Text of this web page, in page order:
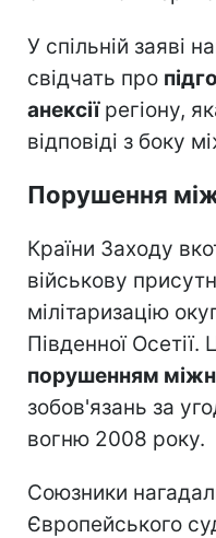
У спільній заяві
свідчать про
анексіїрегіону,
відповіді з боку
Порушення
Країни Заходу
військову
мілітаризацію
Південної Осетії.
порушенням
зобов'язань за
вогню 2008 року.
Союзники
Європейського